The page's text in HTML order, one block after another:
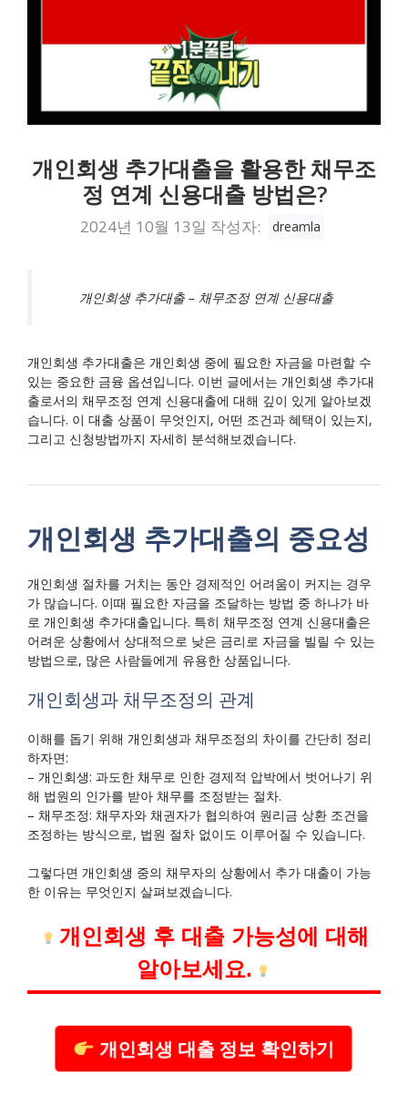
개인회생 추가대출을 활용한 채무조
정 연계 신용대출 방법은?
2024년 10월 13일 작성자: dreamla
개인회생 추가대출 – 채무조정 연계 신용대출
개인회생 추가대출은 개인회생 중에 필요한 자금을 마련할 수
있는 중요한 금융 옵션입니다. 이번 글에서는 개인회생 추가대
출로서의 채무조정 연계 신용대출에 대해 깊이 있게 알아보겠
습니다. 이 대출 상품이 무엇인지, 어떤 조건과 혜택이 있는지,
그리고 신청방법까지 자세히 분석해보겠습니다.
개인회생 추가대출의 중요성
개인회생 절차를 거치는 동안 경제적인 어려움이 커지는 경우
가 많습니다. 이때 필요한 자금을 조달하는 방법 중 하나가 바
로 개인회생 추가대출입니다. 특히 채무조정 연계 신용대출은
어려운 상황에서 상대적으로 낮은 금리로 자금을 빌릴 수 있는
방법으로, 많은 사람들에게 유용한 상품입니다.
개인회생과 채무조정의 관계
이해를 돕기 위해 개인회생과 채무조정의 차이를 간단히 정리
하자면:
– 개인회생: 과도한 채무로 인한 경제적 압박에서 벗어나기 위
해 법원의 인가를 받아 채무를 조정받는 절차.
– 채무조정: 채무자와 채권자가 협의하여 원리금 상환 조건을
조정하는 방식으로, 법원 절차 없이도 이루어질 수 있습니다.
그렇다면 개인회생 중의 채무자의 상황에서 추가 대출이 가능
한 이유는 무엇인지 살펴보겠습니다.
개인회생 후 대출 가능성에 대해
알아보세요.
개인회생 대출 정보 확인하기